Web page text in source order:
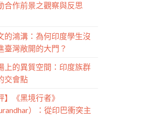
合作前景之觀察與反思
的鴻溝：為何印度學生沒
臺灣敞開的大門？
上的異質空間：印度族群
交會點
】《黑境行者》
）：從印巴衝突主